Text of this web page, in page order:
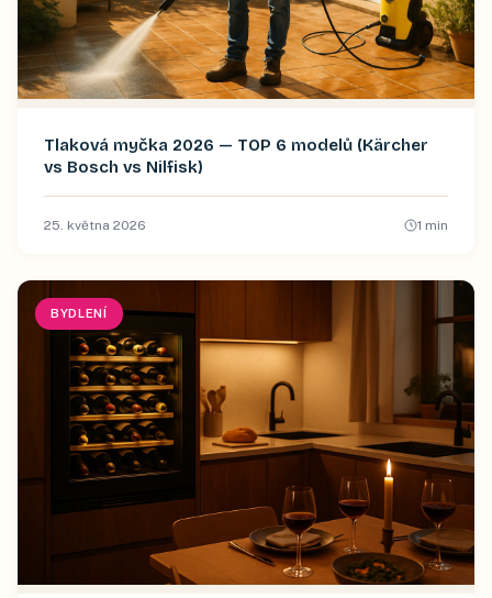
Tlaková myčka 2026 — TOP 6 modelů (Kärcher
vs Bosch vs Nilfisk)
25. května 2026 1 min
BYDLENÍ